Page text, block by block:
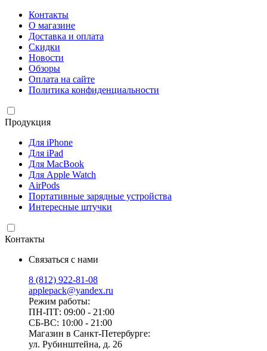
Контакты
О магазине
Доставка и оплата
Скидки
Новости
Обзоры
Оплата на сайте
Политика конфиденциальности
Продукция
Для iPhone
Для iPad
Для MacBook
Для Apple Watch
AirPods
Портативные зарядные устройства
Интересные штучки
Контакты
Связаться с нами
8 (812) 922-81-08
applepack@yandex.ru
Режим работы:
ПН-ПТ: 09:00 - 21:00
СБ-ВС: 10:00 - 21:00
Магазин в Санкт-Петербурге:
ул. Рубинштейна, д. 26